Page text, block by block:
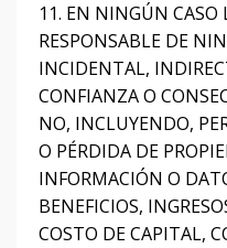
11. EN NINGÚN CASO
RESPONSABLE DE
INCIDENTAL,
CONFIANZA O
NO, INCLUYENDO,
O PÉRDIDA DE
INFORMACIÓN O
BENEFICIOS,
COSTO DE CAPITAL,